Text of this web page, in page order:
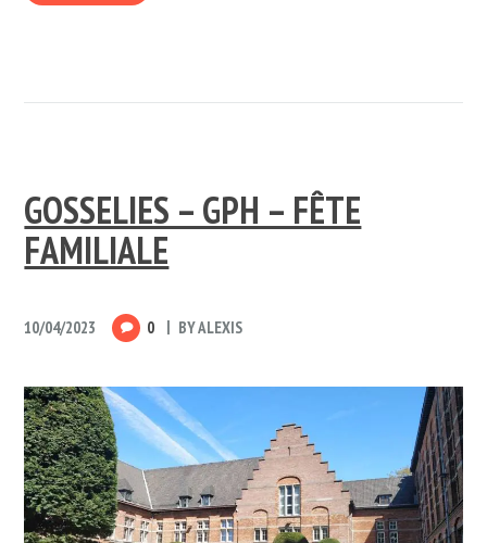
GOSSELIES – GPH – FÊTE
FAMILIALE
10/04/2023 0 BYALEXIS